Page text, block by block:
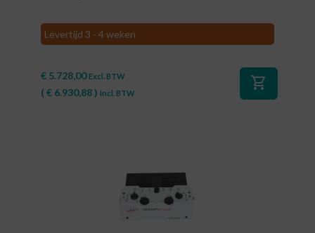
Levertijd 3 - 4 weken
€ 5.728,00 Excl. BTW
( € 6.930,88) Incl. BTW
shopping_cart